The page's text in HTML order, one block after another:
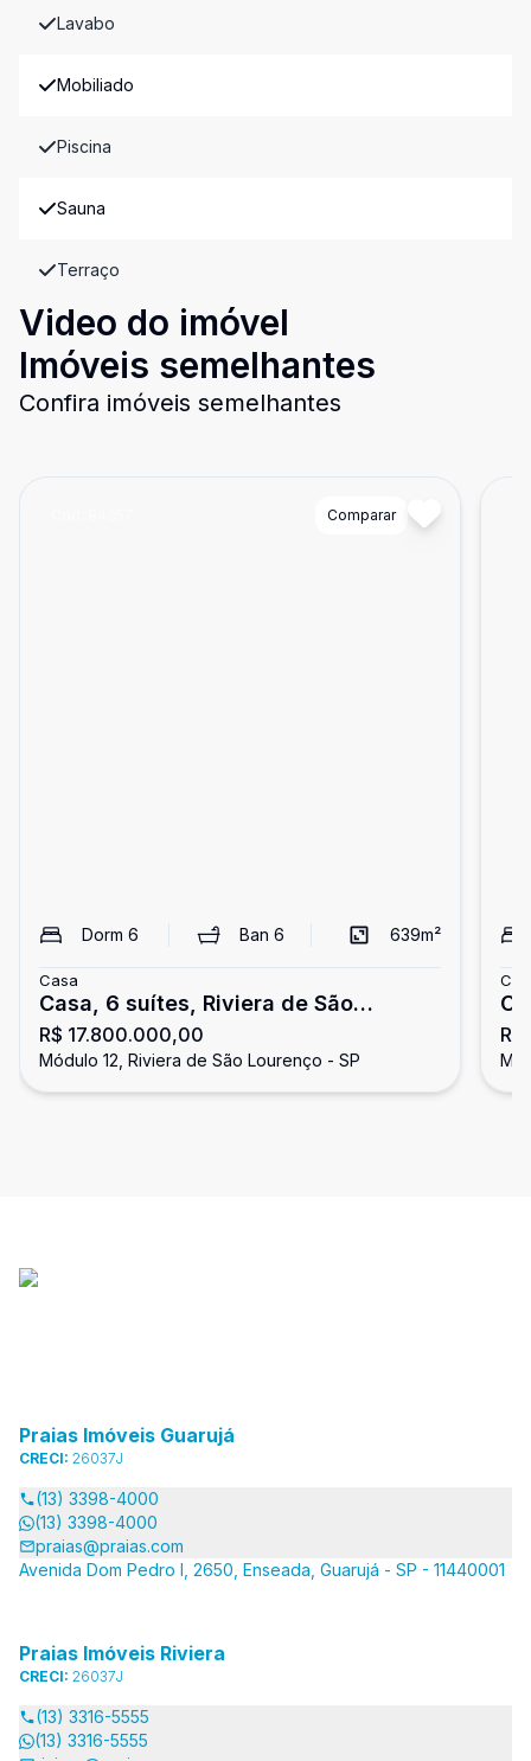
Lavabo
Mobiliado
Piscina
Sauna
Terraço
Video do imóvel
Imóveis semelhantes
Confira imóveis semelhantes
Comparar
Dorm 6 Ban 6 639m²
Casa
Casa, 6 suítes, Riviera de São
Lourenço
R$ 17.800.000,00
Módulo 12, Riviera de São Lourenço - SP
Praias Imóveis Guarujá
CRECI: 26037J
(13) 3398-4000
(13) 3398-4000
praias@praias.com
Avenida Dom Pedro I, 2650, Enseada, Guarujá - SP - 11440001
Praias Imóveis Riviera
CRECI: 26037J
(13) 3316-5555
(13) 3316-5555